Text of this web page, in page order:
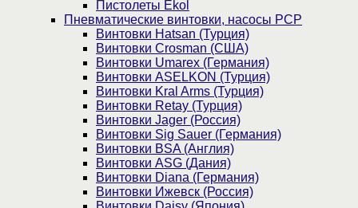
Пистолеты Ekol
Пневматические винтовки, насосы PCP
Винтовки Hatsan (Турция)
Винтовки Crosman (США)
Винтовки Umarex (Германия)
Винтовки ASELKON (Турция)
Винтовки Kral Arms (Турция)
Винтовки Retay (Турция)
Винтовки Jager (Россия)
Винтовки Sig Sauer (Германия)
Винтовки BSA (Англия)
Винтовки ASG (Дания)
Винтовки Diana (Германия)
Винтовки Ижевск (Россия)